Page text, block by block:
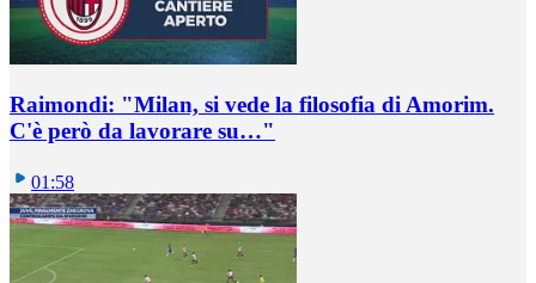
Raimondi: "Milan, si vede la filosofia di Amorim.
C'è però da lavorare su…"
01:58